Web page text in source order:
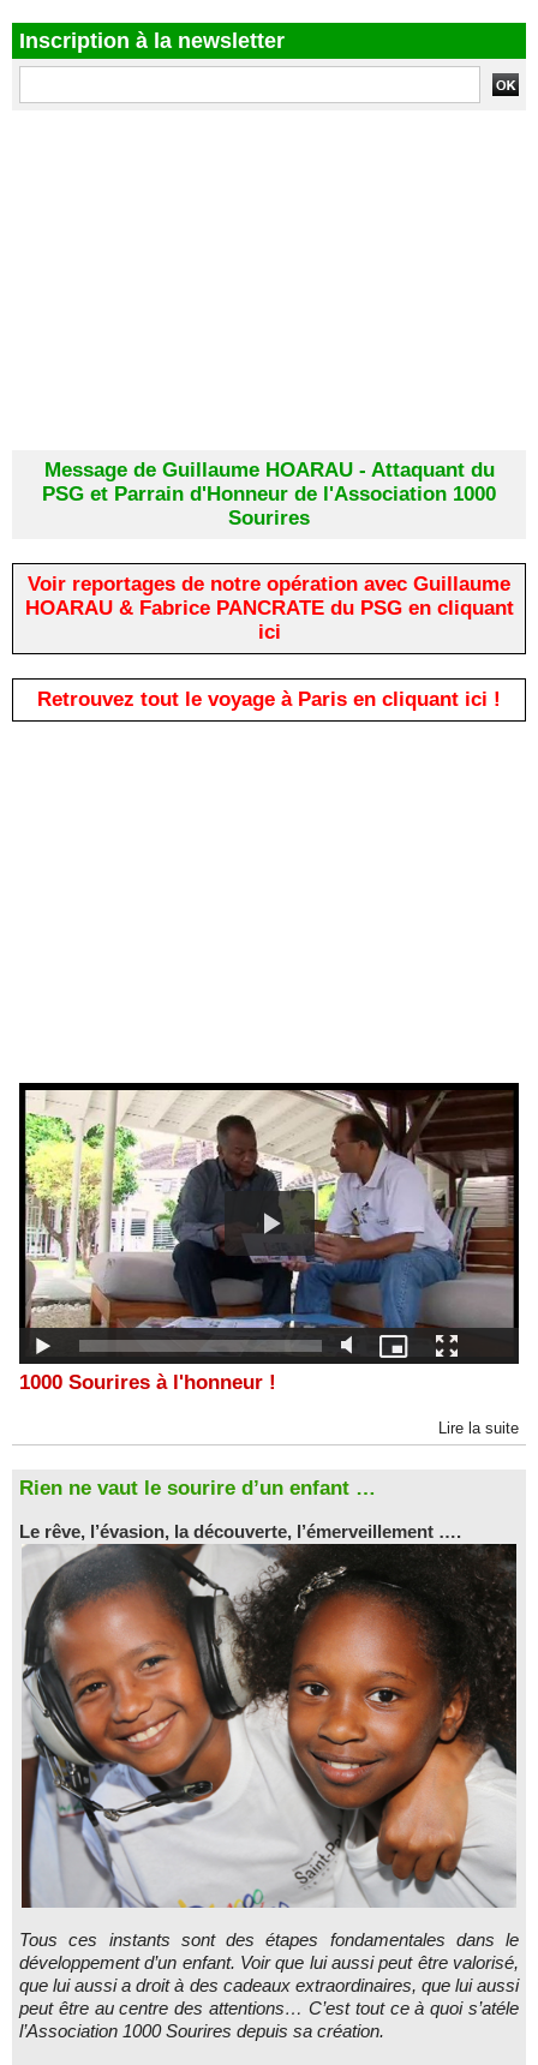
Inscription à la newsletter
Message de Guillaume HOARAU - Attaquant du
PSG et Parrain d'Honneur de l'Association 1000
Sourires
Voir reportages de notre opération avec Guillaume
HOARAU & Fabrice PANCRATE du PSG en cliquant
ici
Retrouvez tout le voyage à Paris en cliquant ici !
1000 Sourires à l'honneur !
Lire la suite
Rien ne vaut le sourire d’un enfant …
Le rêve, l’évasion, la découverte, l’émerveillement ….
Tous ces instants sont des étapes fondamentales dans le
développement d’un enfant. Voir que lui aussi peut être valorisé,
que lui aussi a droit à des cadeaux extraordinaires, que lui aussi
peut être au centre des attentions… C’est tout ce à quoi s’atéle
l’Association 1000 Sourires depuis sa création.